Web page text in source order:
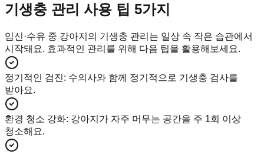
기생충 관리 사용 팁 5가지
임신·수유 중 강아지의 기생충 관리는 일상 속 작은 습관에서
시작돼요. 효과적인 관리를 위해 다음 팁을 활용해보세요.
정기적인 검진: 수의사와 함께 정기적으로 기생충 검사를
받아요.
환경 청소 강화: 강아지가 자주 머무는 공간을 주 1회 이상
청소해요.